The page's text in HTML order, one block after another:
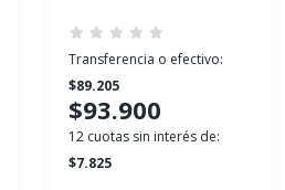
Transferencia o efectivo:
$89.205
$93.900
12 cuotas sin interés de:
$7.825